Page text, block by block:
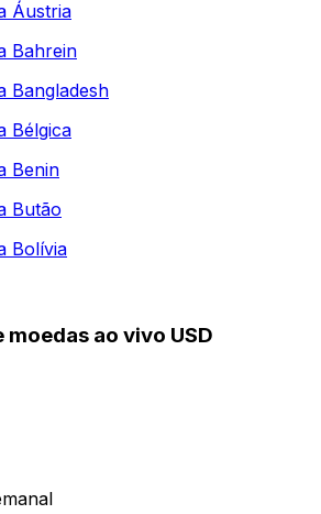
Áustria
Bahrein
Bangladesh
Bélgica
Benin
Butão
Bolívia
ao vivo USD